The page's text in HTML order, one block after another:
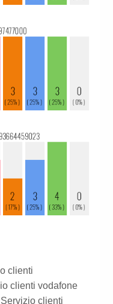
clienti
clienti vodafone
Servizio clienti